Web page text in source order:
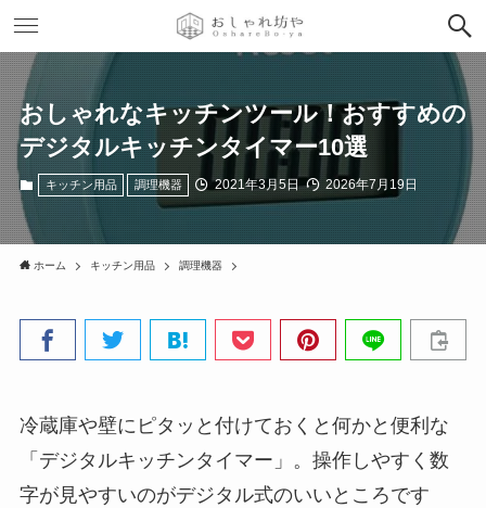
おしゃれなキッチンツール！おすすめの
デジタルキッチンタイマー10選
キッチン用品 調理機器 2021年3月5日 2026年7月19日
ホーム キッチン用品 調理機器
冷蔵庫や壁にピタッと付けておくと何かと便利な
「デジタルキッチンタイマー」。操作しやすく数
字が見やすいのがデジタル式のいいところです